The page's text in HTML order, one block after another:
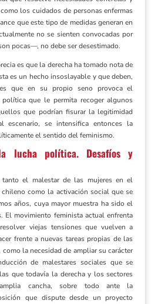
los cuidados de personas enfermas
que este tipo de medidas generan en
no se sienten convocadas por
pocas—, no debe ser desestimado.
es que la derecha ha tomado nota de
es un hecho insoslayable y que deben,
que en su propio seno provoca el
que le permita recoger algunos
que podrían fisurar la legitimidad
escenario, se intensifica entonces la
el sentido del feminismo.
lucha política. Desafíos y
tanto el malestar de las mujeres en el
como la activación social que se
años, cuya mayor muestra ha sido el
El movimiento feminista actual enfrenta
viejas tensiones que vuelven a
frente a nuevas tareas propias de las
la necesidad de ampliar su carácter
de malestares sociales que se
que todavía la derecha y los sectores
amplia cancha, sobre todo ante la
que dispute desde un proyecto